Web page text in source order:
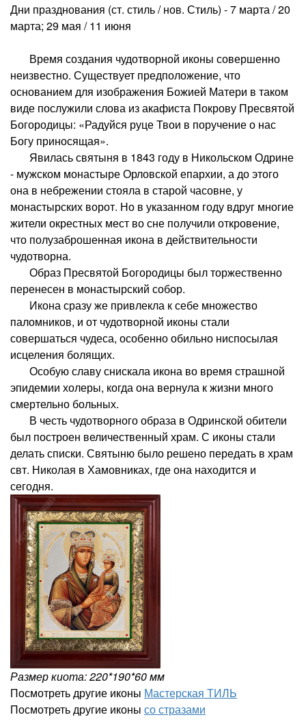
Дни празднования (ст. стиль / нов. Стиль) - 7 марта / 20
марта; 29 мая / 11 июня
Время создания чудотворной иконы совершенно
неизвестно. Существует предположение, что
основанием для изображения Божией Матери в таком
виде послужили слова из акафиста Покрову Пресвятой
Богородицы: «Радуйся руце Твои в поручение о нас
Богу приносящая».
Явилась святыня в 1843 году в Никольском Одрине
- мужском монастыре Орловской епархии, а до этого
она в небрежении стояла в старой часовне, у
монастырских ворот. Но в указанном году вдруг многие
жители окрестных мест во сне получили откровение,
что полузаброшенная икона в действительности
чудотворна.
Образ Пресвятой Богородицы был торжественно
перенесен в монастырский собор.
Икона сразу же привлекла к себе множество
паломников, и от чудотворной иконы стали
совершаться чудеса, особенно обильно ниспосылая
исцеления болящих.
Особую славу снискала икона во время страшной
эпидемии холеры, когда она вернула к жизни много
смертельно больных.
В честь чудотворного образа в Одринской обители
был построен величественный храм. С иконы стали
делать списки. Святыню было решено передать в храм
свт. Николая в Хамовниках, где она находится и
сегодня.
Размер киота: 220*190*60 мм
Посмотреть другие иконы Мастерская ТИЛЬ
Посмотреть другие иконы со стразами